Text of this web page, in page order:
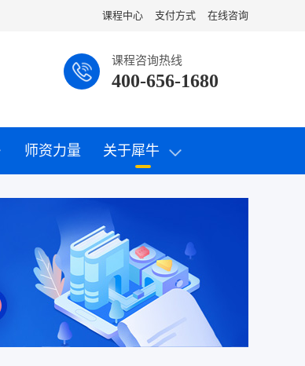
课程中心 支付方式 在线咨询
课程咨询热线
400-656-1680
师资力量 关于犀牛